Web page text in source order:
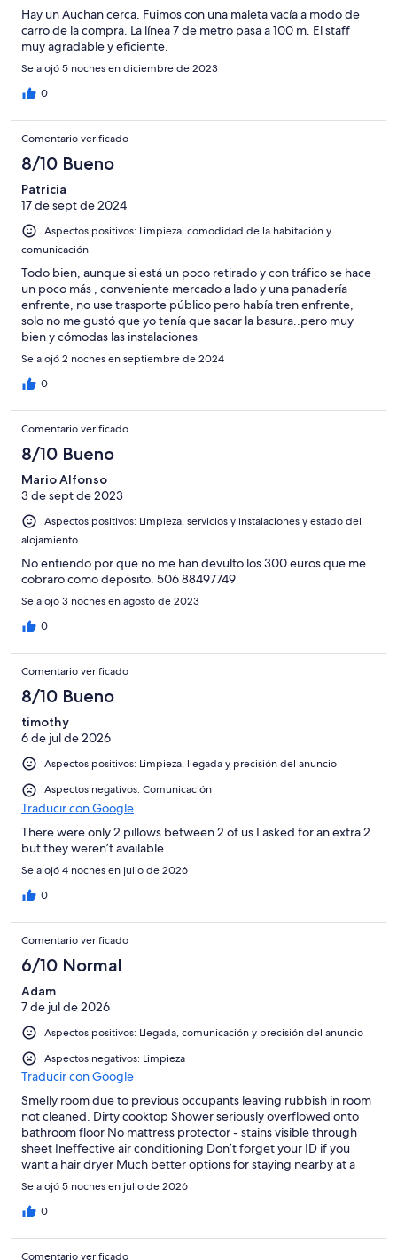
Hay un Auchan cerca. Fuimos con una maleta vacía a modo de
carro de la compra. La línea 7 de metro pasa a 100 m. El staff
muy agradable y eficiente.
Se alojó 5 noches en diciembre de 2023
0
Comentario verificado
8/10 Bueno
Patricia
17 de sept de 2024
Aspectos positivos: Limpieza, comodidad de la habitación y
comunicación
Todo bien, aunque si está un poco retirado y con tráfico se hace
un poco más , conveniente mercado a lado y una panadería
enfrente, no use trasporte público pero había tren enfrente,
solo no me gustó que yo tenía que sacar la basura..pero muy
bien y cómodas las instalaciones
Se alojó 2 noches en septiembre de 2024
0
Comentario verificado
8/10 Bueno
Mario Alfonso
3 de sept de 2023
Aspectos positivos: Limpieza, servicios y instalaciones y estado del
alojamiento
No entiendo por que no me han devulto los 300 euros que me
cobraro como depósito. 506 88497749
Se alojó 3 noches en agosto de 2023
0
Comentario verificado
8/10 Bueno
timothy
6 de jul de 2026
Aspectos positivos: Limpieza, llegada y precisión del anuncio
Aspectos negativos: Comunicación
Traducir con Google
There were only 2 pillows between 2 of us I asked for an extra 2
but they weren’t available
Se alojó 4 noches en julio de 2026
0
Comentario verificado
6/10 Normal
Adam
7 de jul de 2026
Aspectos positivos: Llegada, comunicación y precisión del anuncio
Aspectos negativos: Limpieza
Traducir con Google
Smelly room due to previous occupants leaving rubbish in room
not cleaned. Dirty cooktop Shower seriously overflowed onto
bathroom floor No mattress protector - stains visible through
sheet Ineffective air conditioning Don’t forget your ID if you
want a hair dryer Much better options for staying nearby at a
similar price.
Se alojó 5 noches en julio de 2026
0
Comentario verificado